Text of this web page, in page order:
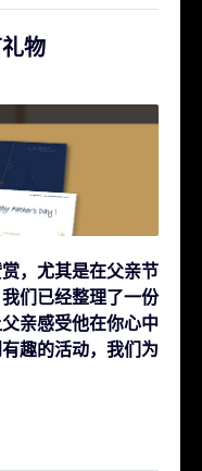
物
，尤其是在父亲节
们已经整理了一份
亲感受他在你心中
趣的活动，我们为